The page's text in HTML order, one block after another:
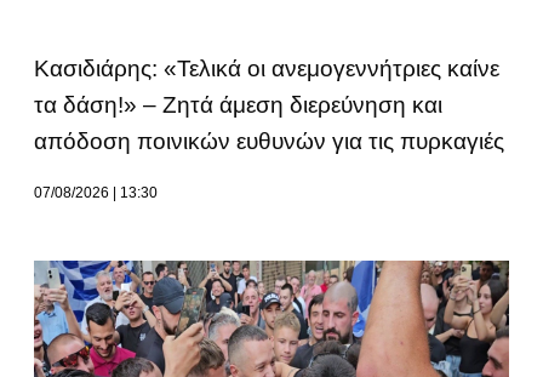
Κασιδιάρης: «Τελικά οι ανεμογεννήτριες καίνε
τα δάση!» – Ζητά άμεση διερεύνηση και
απόδοση ποινικών ευθυνών για τις πυρκαγιές
07/08/2026 13:30